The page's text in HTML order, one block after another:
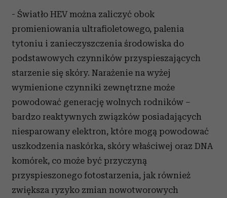
- Światło HEV można zaliczyć obok
promieniowania ultrafioletowego, palenia
tytoniu i zanieczyszczenia środowiska do
podstawowych czynników przyspieszających
starzenie się skóry. Narażenie na wyżej
wymienione czynniki zewnętrzne może
powodować generację wolnych rodników –
bardzo reaktywnych związków posiadających
niesparowany elektron, które mogą powodować
uszkodzenia naskórka, skóry właściwej oraz DNA
komórek, co może być przyczyną
przyspieszonego fotostarzenia, jak również
zwiększa ryzyko zmian nowotworowych